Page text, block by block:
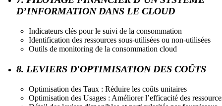
D’INFORMATION DANS LE CLOUD
Indicateurs clés pour le suivi de la consommation
Identification des ressources sous-utilisées ou non-utilisées
Outils de monitoring de la consommation cloud
8. LEVIERS D'OPTIMISATION DES COÛTS
Optimisation des Taux : Réduire les coûts unitaires
Optimisation des Usages : Améliorer l’efficacité des